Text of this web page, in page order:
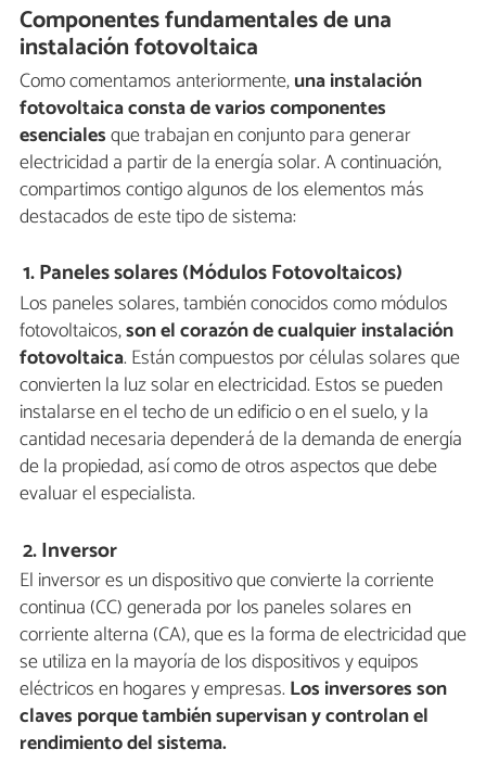
Componentes fundamentales de una
instalación fotovoltaica
Como comentamos anteriormente,una instalación
fotovoltaica consta de varios componentes
esencialesque trabajan en conjunto para generar
electricidad a partir de la energía solar. A continuación,
compartimos contigo algunos de los elementos más
destacados de este tipo de sistema:
1. Paneles solares (Módulos Fotovoltaicos)
Los paneles solares, también conocidos como módulos
fotovoltaicos,son el corazón de cualquier instalación
fotovoltaica. Están compuestos por células solares que
convierten la luz solar en electricidad. Estos se pueden
instalarse en el techo de un edificio o en el suelo, y la
cantidad necesaria dependerá de la demanda de energía
de la propiedad, así como de otros aspectos que debe
evaluar el especialista.
2. Inversor
El inversor es un dispositivo que convierte la corriente
continua (CC) generada por los paneles solares en
corriente alterna (CA), que es la forma de electricidad que
se utiliza en la mayoría de los dispositivos y equipos
eléctricos en hogares y empresas. Los inversores son
claves porque también supervisan y controlan el
rendimiento del sistema.